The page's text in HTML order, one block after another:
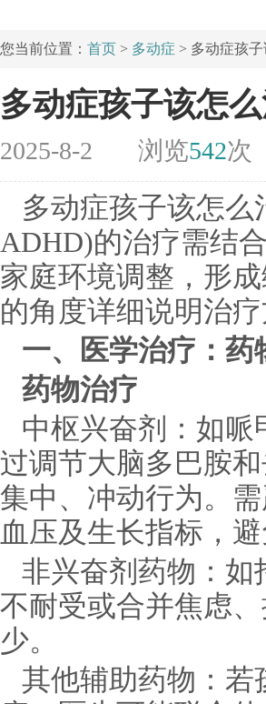
您当前位置： 首页 > 多动症 > 多动症孩
多动症孩子该怎
2025-8-2 浏览542次
多动症孩子该怎
ADHD)的治疗需结
家庭环境调整，形
的角度详细说明治
一、医学治疗：药
药物治疗
中枢兴奋剂：如
过调节大脑多巴胺
集中、冲动行为。
血压及生长指标，
非兴奋剂药物：如
不耐受或合并焦虑
少。
其他辅助药物：若